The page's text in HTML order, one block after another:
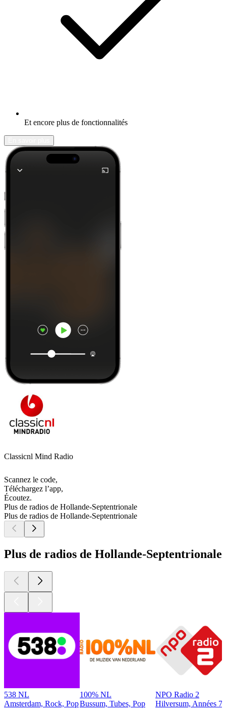
Et encore plus de fonctionnalités
Classicnl Mind Radio
Scannez le code,
Téléchargez l’app,
Écoutez.
Plus de radios de Hollande-Septentrionale
Plus de radios de Hollande-Septentrionale
Plus de radios de Hollande-Septentrionale
538 NL
Amsterdam, Rock, Pop
100% NL
Bussum, Tubes, Pop
NPO Radio 2
Hilversum, Années